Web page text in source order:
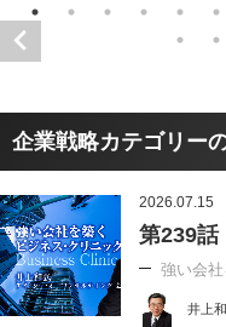
企業戦略カテゴリー
2026.07.15
第239
強い会
井上